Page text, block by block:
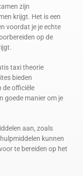
zijn
krijgt. Het is een
voordat je je echte
op de
taxi theorie
bieden
de officiële
goede manier om je
aan, zoals
kunnen
te bereiden op het